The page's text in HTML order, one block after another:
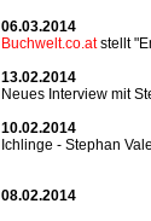
06.03.2014
Buchwelt.co.atstellt
13.02.2014
Neues Interview mit
10.02.2014
Ichlinge - Stephan
08.02.2014